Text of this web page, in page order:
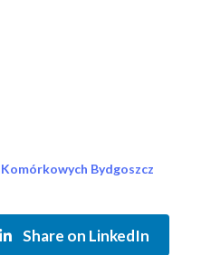
Bydgoszcz
Share on LinkedIn